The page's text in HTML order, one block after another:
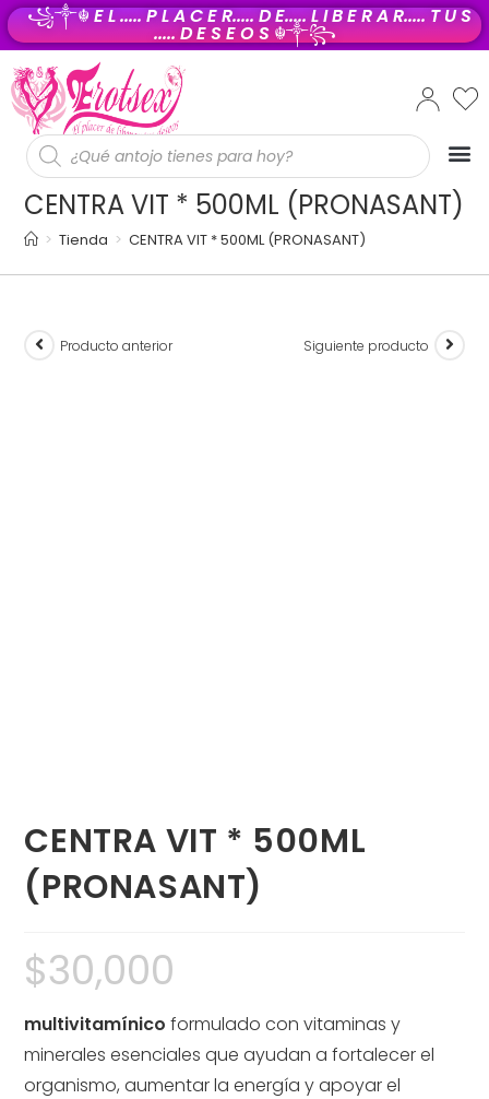
꧁༒☬E L ..... P L A C E R..... D E..... L I B E R A R..... T U S
..... D E S E O S☬༒꧂
CENTRA VIT * 500ML (PRONASANT)
> Tienda > CENTRA VIT * 500ML (PRONASANT)
Producto anterior Siguiente producto
CENTRA VIT * 500ML
(PRONASANT)
$30,000
multivitamínico formulado con vitaminas y
minerales esenciales que ayudan a fortalecer el
organismo, aumentar la energía y apoyar el